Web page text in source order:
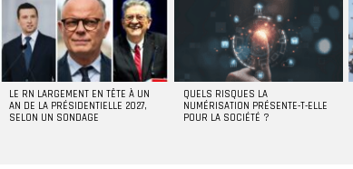
LE RN LARGEMENT EN TÊTE À UN
AN DE LA PRÉSIDENTIELLE 2027,
SELON UN SONDAGE
QUELS RISQUES LA
NUMÉRISATION PRÉSENTE-T-ELLE
POUR LA SOCIÉTÉ ?